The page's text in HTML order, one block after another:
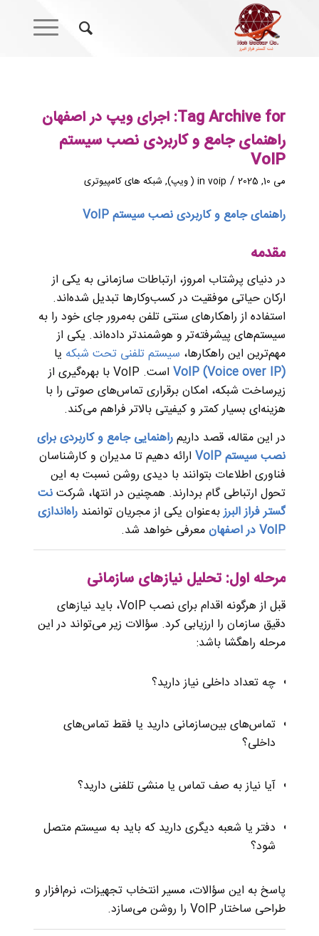
Tag Archive for: اجرای ویپ در اصفهان
راهنمای جامع و کاربردی نصب سیستم
VoIP
می 10, 2025 /
in voip ( ویپ) , شبکه های کامپیوتری
راهنمای جامع و کاربردی نصب سیستم VoIP
مقدمه
در دنیای پرشتاب امروز، ارتباطات سازمانی به یکی از
ارکان حیاتی موفقیت در کسب‌وکارها تبدیل شده‌اند.
استفاده از راهکارهای سنتی تلفن به‌مرور جای خود را به
سیستم‌های پیشرفته‌تر و هوشمندتر داده‌اند. یکی از
مهم‌ترین این راهکارها، سیستم تلفنی تحت شبکه یا
VoIP (Voice over IP)
است. VoIP با بهره‌گیری از
زیرساخت شبکه، امکان برقراری تماس‌های صوتی را با
هزینه‌ای بسیار کمتر و کیفیتی بالاتر فراهم می‌کند.
در این مقاله، قصد داریمراهنمایی جامع و کاربردی برای
نصب سیستم VoIP
ارائه دهیم تا مدیران و کارشناسان
فناوری اطلاعات بتوانند با دیدی روشن نسبت به این
تحول ارتباطی گام بردارند. همچنین در انتها، شرکتنت
گستر فراز البرزبه‌عنوان یکی از مجریان توانمندراه‌اندازی
VoIP در
اصفهانمعرفی خواهد شد.
مرحله اول: تحلیل نیازهای سازمانی
قبل از هرگونه اقدام برای نصب VoIP، باید نیازهای
دقیق سازمان را ارزیابی کرد. سؤالات زیر می‌تواند در این
مرحله راهگشا باشد:
چه تعداد داخلی نیاز دارید؟
تماس‌های بین‌سازمانی دارید یا فقط تماس‌های
داخلی؟
آیا نیاز به صف تماس یا منشی تلفنی دارید؟
دفتر یا شعبه دیگری دارید که باید به سیستم متصل
شود؟
پاسخ به این سؤالات، مسیر انتخاب تجهیزات، نرم‌افزار و
طراحی ساختار VoIP را روشن می‌سازد.